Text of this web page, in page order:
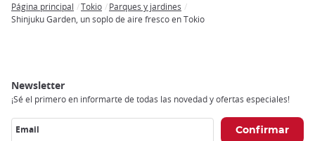
Breadcrumb
Página principal Tokio
Parques y jardines
Shinjuku Garden, un soplo de aire fresco en Tokio
Newsletter
¡Sé el primero en informarte de todas las novedad y ofertas especiales!
Email